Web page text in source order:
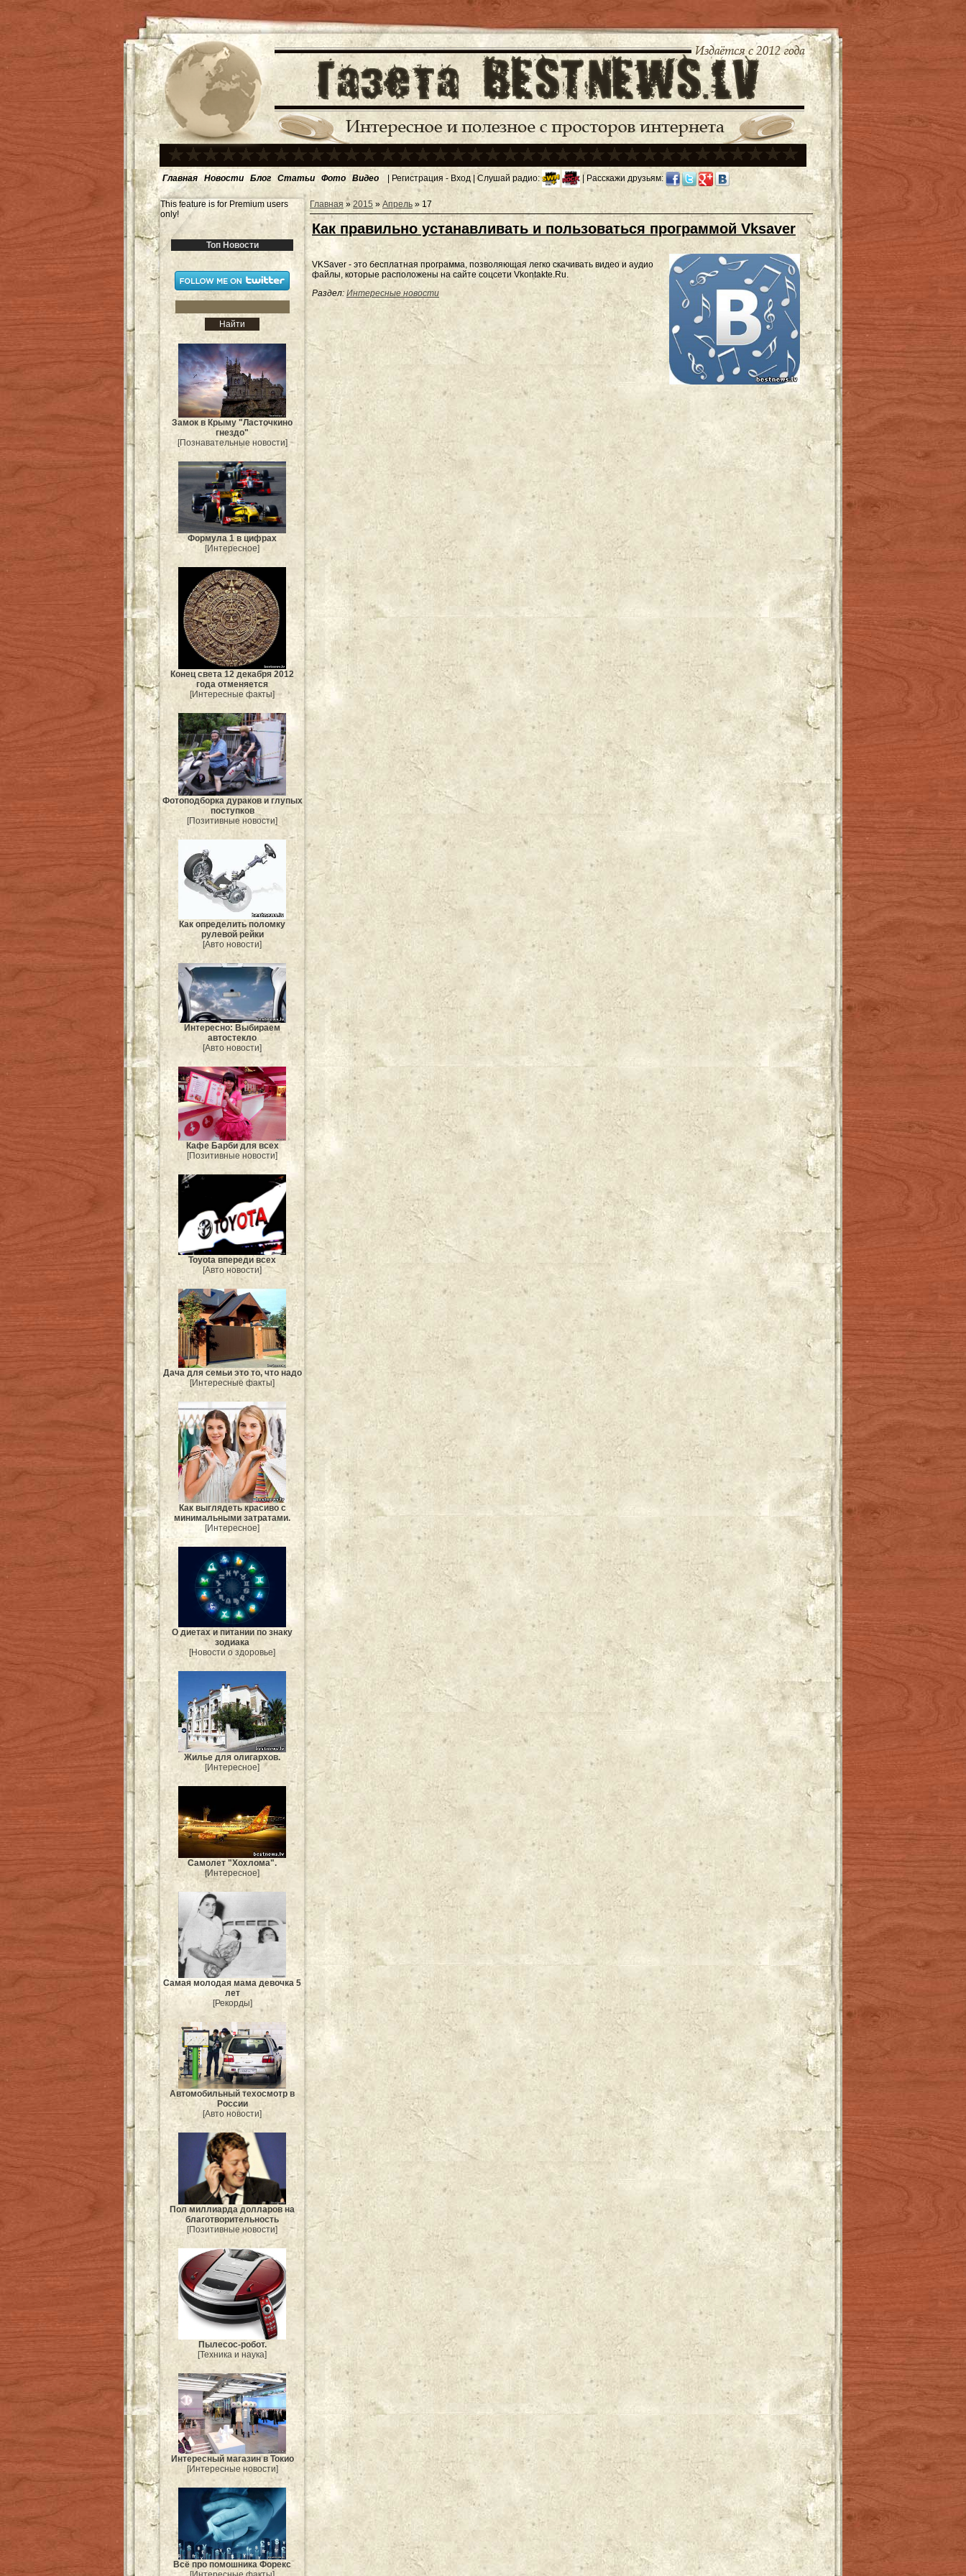
Главная Новости Блог Статьи Фото Видео | Регистрация - Вход | Слушай радио: | Расскажи друзьям:
This feature is for Premium users
only!
Топ Новости
Замок в Крыму "Ласточкино
гнездо"
[Познавательные новости]
Формула 1 в цифрах
[Интересное]
Конец света 12 декабря 2012
года отменяется
[Интересные факты]
Фотоподборка дураков и глупых
поступков
[Позитивные новости]
Как определить поломку
рулевой рейки
[Авто новости]
Интересно: Выбираем
автостекло
[Авто новости]
Кафе Барби для всех
[Позитивные новости]
Toyota впереди всех
[Авто новости]
Дача для семьи это то, что надо
[Интересные факты]
Как выглядеть красиво с
минимальными затратами.
[Интересное]
О диетах и питании по знаку
зодиака
[Новости о здоровье]
Жилье для олигархов.
[Интересное]
Самолет "Хохлома".
[Интересное]
Самая молодая мама девочка 5
лет
[Рекорды]
Автомобильный техосмотр в
России
[Авто новости]
Пол миллиарда долларов на
благотворительность
[Позитивные новости]
Пылесос-робот.
[Техника и наука]
Интересный магазин в Токио
[Интересные новости]
Всё про помошника Форекс
Главная » 2015 » Апрель » 17
Как правильно устанавливать и пользоваться программой Vksaver
VKSaver - это бесплатная программа, позволяющая легко скачивать видео и аудио
файлы, которые расположены на сайте соцсети Vkontakte.Ru.
Раздел: Интересные новости